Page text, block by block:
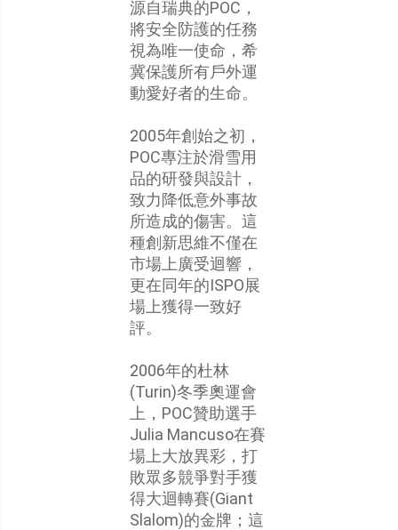
源自瑞典的POC，
將安全防護的任務
視為唯一使命，希
冀保護所有戶外運
動愛好者的生命。
2005年創始之初，
POC專注於滑雪用
品的研發與設計，
致力降低意外事故
所造成的傷害。這
種創新思維不僅在
市場上廣受迴響，
更在同年的ISPO展
場上獲得一致好
評。
2006年的杜林
(Turin)冬季奧運會
上，POC贊助選手
Julia Mancuso在賽
場上大放異彩，打
敗眾多競爭對手獲
得大迴轉賽(Giant
Slalom)的金牌；這